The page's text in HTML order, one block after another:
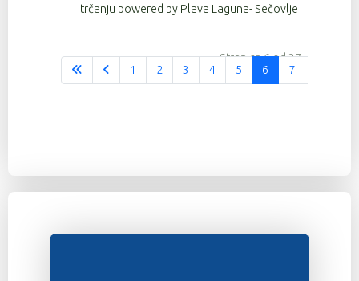
trčanju powered by Plava Laguna- Sečovlje
Stranica 6 od 37
1
2 3 4 5 6 7